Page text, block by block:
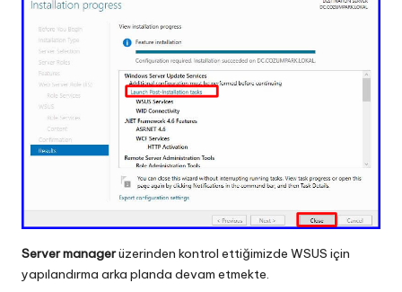
Server managerüzerinden kontrol ettiğimizde WSUS için
yapılandırma arka planda devam etmekte.